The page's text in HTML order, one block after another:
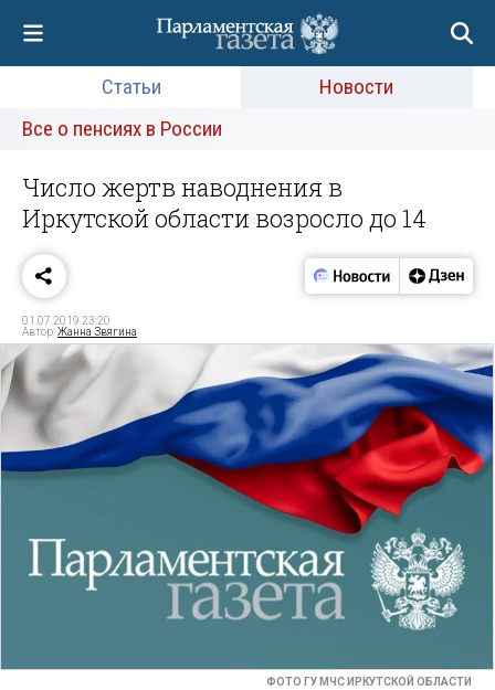
Статьи
Новости
Все о пенсиях в России
Число жертв наводнения в
Иркутской области возросло до 14
01.07.2019 23:20
Автор:Жанна Звягина
ФОТО ГУ МЧС ИРКУТСКОЙ ОБЛАСТИ